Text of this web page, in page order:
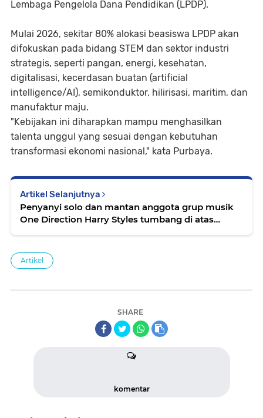
Lembaga Pengelola Dana Pendidikan (LPDP).
Mulai 2026, sekitar 80% alokasi beasiswa LPDP akan
difokuskan pada bidang STEM dan sektor industri
strategis, seperti pangan, energi, kesehatan,
digitalisasi, kecerdasan buatan (artificial
intelligence/AI), semikonduktor, hilirisasi, maritim, dan
manufaktur maju.
"Kebijakan ini diharapkan mampu menghasilkan
talenta unggul yang sesuai dengan kebutuhan
transformasi ekonomi nasional," kata Purbaya.
Artikel Selanjutnya
Penyanyi solo dan mantan anggota grup musik
One Direction Harry Styles tumbang di atas
London
Artikel
SHARE
komentar